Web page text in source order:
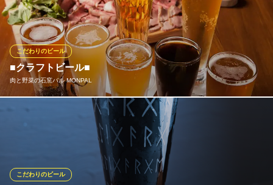
類、クラフトジン25種類以上に加え、焼酎やリキュール、日本酒
やウィスキー各種など幅広く取り揃えており、お客様の新たなお
酒の発見やその時に飲みたいものに添える様にしています。
ラムと豪州ジビエバル プラスアルファキッチン
羊とジビエと赤身肉バル
都営大江戸線門前仲町駅 徒歩2分
東京都江東区門前仲町1-12-8 ミナミビル1F
■クラフトビール■
肉と野菜の石窯バル MONPAL
こだわりのビール
★美味しいビールあります★クラフトビールの生を常時4種類ご用
意してます！ ★通常生ビールはハートランド生♪飲み比べSETもあ
肉と野菜の石窯バル MONPAL
こだわりのビール